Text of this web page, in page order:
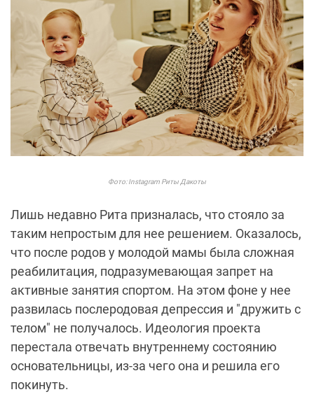
Фото: Instagram Риты Дакоты
Лишь недавно Рита призналась, что стояло за
таким непростым для нее решением. Оказалось,
что после родов у молодой мамы была сложная
реабилитация, подразумевающая запрет на
активные занятия спортом. На этом фоне у нее
развилась послеродовая депрессия и "дружить с
телом" не получалось. Идеология проекта
перестала отвечать внутреннему состоянию
основательницы, из-за чего она и решила его
покинуть.